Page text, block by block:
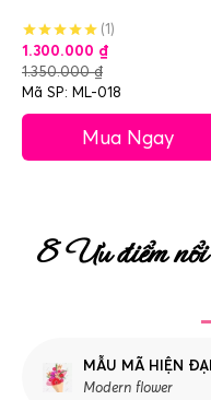
(1)
1.300.000 ₫
1.350.000₫
Mã SP: ML-018
Mua Ngay
8 Ưu điểm
MẪU MÃ HIỆN ĐẠI
Modern flower